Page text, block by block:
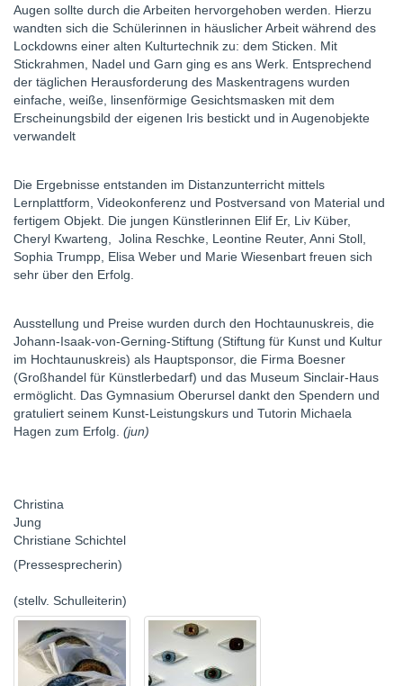
Augen sollte durch die Arbeiten hervorgehoben werden. Hierzu
wandten sich die Schülerinnen in häuslicher Arbeit während des
Lockdowns einer alten Kulturtechnik zu: dem Sticken. Mit
Stickrahmen, Nadel und Garn ging es ans Werk. Entsprechend
der täglichen Herausforderung des Maskentragens wurden
einfache, weiße, linsenförmige Gesichtsmasken mit dem
Erscheinungsbild der eigenen Iris bestickt und in Augenobjekte
verwandelt
Die Ergebnisse entstanden im Distanzunterricht mittels
Lernplattform, Videokonferenz und Postversand von Material und
fertigem Objekt. Die jungen Künstlerinnen Elif Er, Liv Küber,
Cheryl Kwarteng, Jolina Reschke, Leontine Reuter, Anni Stoll,
Sophia Trumpp, Elisa Weber und Marie Wiesenbart freuen sich
sehr über den Erfolg.
Ausstellung und Preise wurden durch den Hochtaunuskreis, die
Johann-Isaak-von-Gerning-Stiftung (Stiftung für Kunst und Kultur
im Hochtaunuskreis) als Hauptsponsor, die Firma Boesner
(Großhandel für Künstlerbedarf) und das Museum Sinclair-Haus
ermöglicht. Das Gymnasium Oberursel dankt den Spendern und
gratuliert seinem Kunst-Leistungskurs und Tutorin Michaela
Hagen zum Erfolg. (jun)
Christina
Christiane Schichtel
(Pressesprecherin)
(stellv. Schulleiterin)